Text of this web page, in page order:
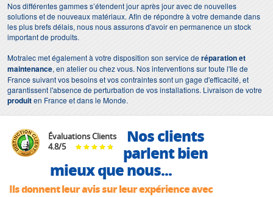
Nos différentes gammes s’étendent jour après jour avec de nouvelles
solutions et de nouveaux matériaux. Afin de répondre à votre demande dans
les plus brefs délais, nous nous assurons d'avoir en permanence un stock
important de produits.
Motralec met également à votre disposition son service deréparation et
maintenance, en atelier ou chez vous. Nos interventions sur toute l'Ile de
France suivant vos besoins et vos contraintes sont un gage d'efficacité, et
garantissent l'absence de perturbation de vos installations. Livraison de votre
produiten France et dans le Monde.
Évaluations Clients
4.8/5
Nos clients
parlent bien
mieux que nous...
Ils donnent leur avis sur leur expérience avec